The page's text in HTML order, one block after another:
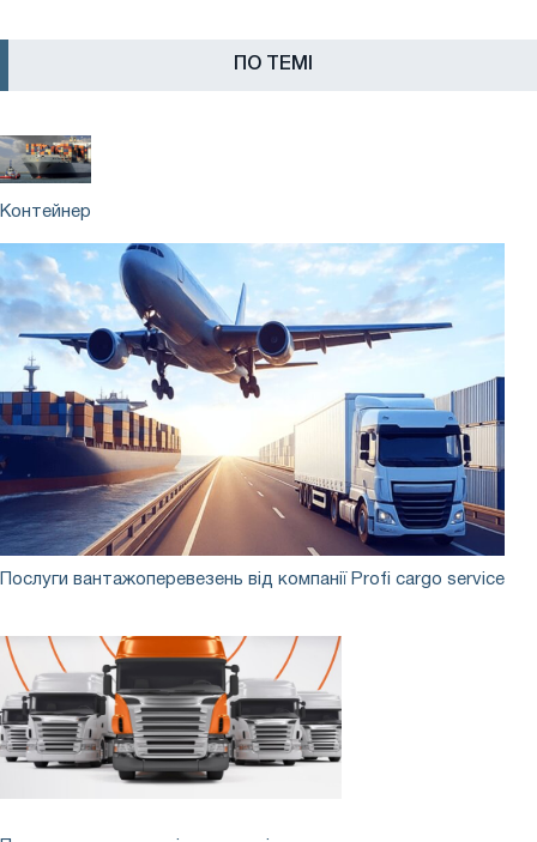
ПО ТЕМІ
Контейнер
Контейнер
Послуги
вантажоперевезень
компанії
Profi
cargo
service
Послуги вантажоперевезень від компанії Profi cargo service
Перевезення